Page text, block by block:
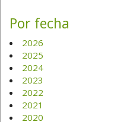
Por fecha
2026
2025
2024
2023
2022
2021
2020